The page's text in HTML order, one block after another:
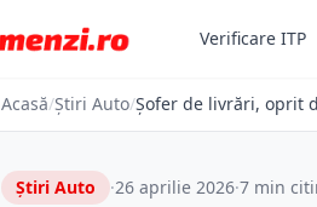
Verificare ITP
Acasă/Știri Auto/Șofer de livrări, oprit
Știri Auto ·26 aprilie 2026·7 min